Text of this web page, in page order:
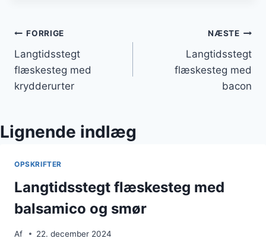
Indlægsnavigation
FORRIGE
Langtidsstegt
flæskesteg med
krydderurter
NÆSTE
Langtidsstegt
flæskesteg med
bacon
Lignende indlæg
OPSKRIFTER
Langtidsstegt flæskesteg med
balsamico og smør
Af 22. december 2024